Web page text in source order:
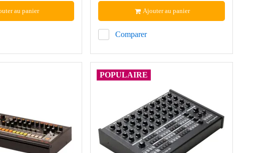
au panier
Comparer
Ajouter au panier
POPULAIRE